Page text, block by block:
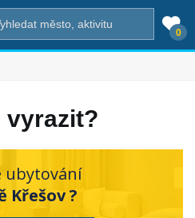
0
vyrazit?
ubytování
Křešov ?